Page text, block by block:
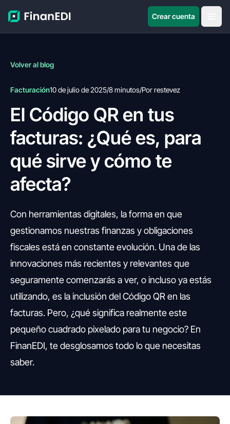
Crear cuenta
Volver al blog
Facturación10 de julio de 2025/8 minutos/Por restevez
El Código QR en tus
facturas: ¿Qué es, para
qué sirve y cómo te
afecta?
Con herramientas digitales, la forma en que
gestionamos nuestras finanzas y obligaciones
fiscales está en constante evolución. Una de las
innovaciones más recientes y relevantes que
seguramente comenzarás a ver, o incluso ya estás
utilizando, es la inclusión del Código QR en las
facturas. Pero, ¿qué significa realmente este
pequeño cuadrado pixelado para tu negocio? En
FinanEDI, te desglosamos todo lo que necesitas
saber.